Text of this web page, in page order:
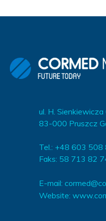
MEBLE WIĘZIENNE-cs
ul. H.
83-000 Pruszcz
Tel.: +48 603 508
Faks: 58 713 82
E-mail:
Website: